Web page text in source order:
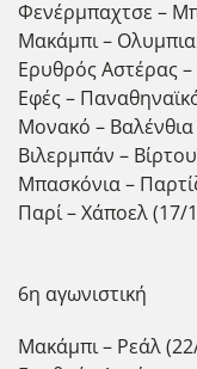
Φενέρμπαχτσε –
Μακάμπι –
Ερυθρός Αστέρας
Εφές –
Μονακό –
Βιλερμπάν –
Μπασκόνια –
Παρί – Χάποελ (17/
6η αγωνιστική
Μακάμπι – Ρεάλ